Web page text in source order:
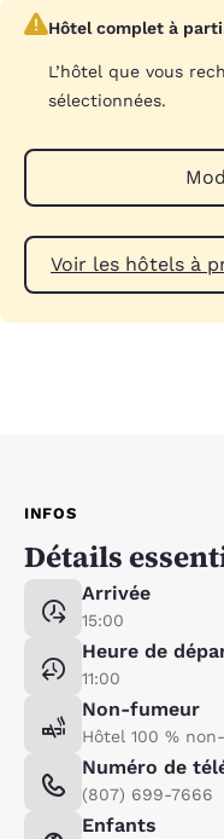
Hôtel complet à
L’hôtel que vous
sélectionnées.
INFOS
Détails
Arrivée
15:00
Heure de
11:00
Non-fumeur
Hôtel 100 %
Numéro de
(807) 699-7666
Enfants